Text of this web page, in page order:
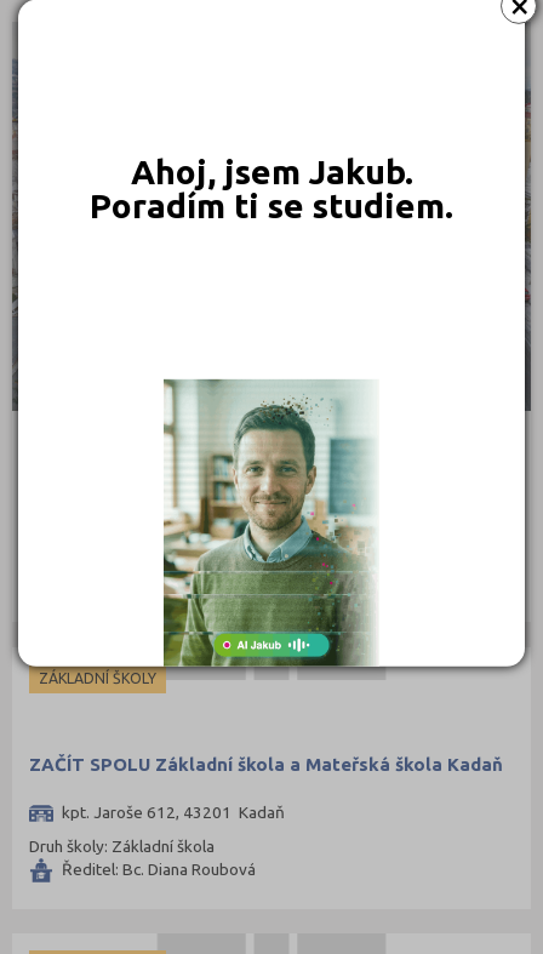
Ahoj, jsem Jakub.
Poradím ti se studiem.
Tachov (41)
Trutnov (106)
Uherské Hradiště (134)
Ústí nad Labem (74)
Střední průmyslová škola stavební a Obchodní
akademie, Kadaň, Komenského 562, příspěvková
Komenského 562, 43201 Kadaň
Druh školy: Střední škola
Ředitel: Ing. Zdeňka Soběslavová
ZÁKLADNÍ ŠKOLY
ZAČÍT SPOLU Základní škola a Mateřská škola Kadaň
kpt. Jaroše 612, 43201 Kadaň
Druh školy: Základní škola
Ředitel: Bc. Diana Roubová